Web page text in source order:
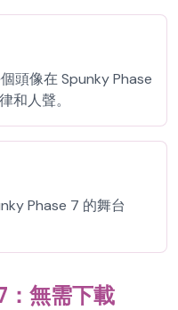
頭像在 Spunky Phase
和人聲。
Phase 7 的舞台
無需下載